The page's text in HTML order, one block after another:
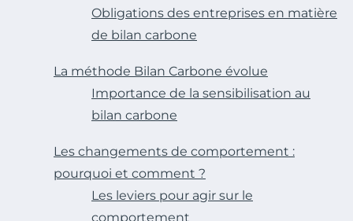
Obligations des entreprises en matière
de bilan carbone
La méthode Bilan Carbone évolue
Importance de la sensibilisation au
bilan carbone
Les changements de comportement :
pourquoi et comment ?
Les leviers pour agir sur le
comportement